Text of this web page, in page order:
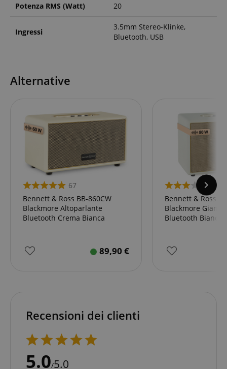
Potenza RMS (Watt) 20
Ingressi
3.5mm Stereo-Klinke,
Bluetooth, USB
Alternative
67
Bennett & Ross BB-860CW
Blackmore Altoparlante
Bluetooth Crema Bianca
89,90 €
Bennett & Ross
Blackmore Giant
Bluetooth Bianco
Recensioni dei clienti
5.0/5.0